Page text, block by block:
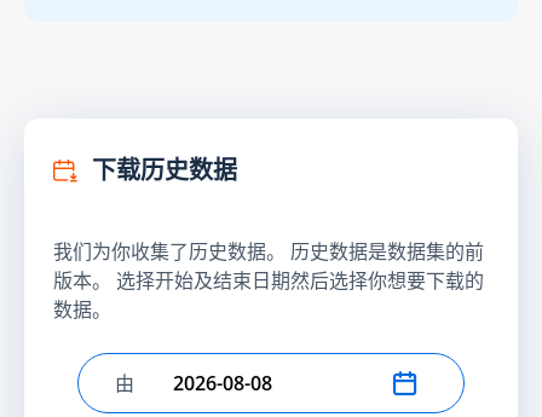
下载历史数据
我们为你收集了历史数据。 历史数据是数据集的前
版本。 选择开始及结束日期然后选择你想要下载的
数据。
选择开始日期
由